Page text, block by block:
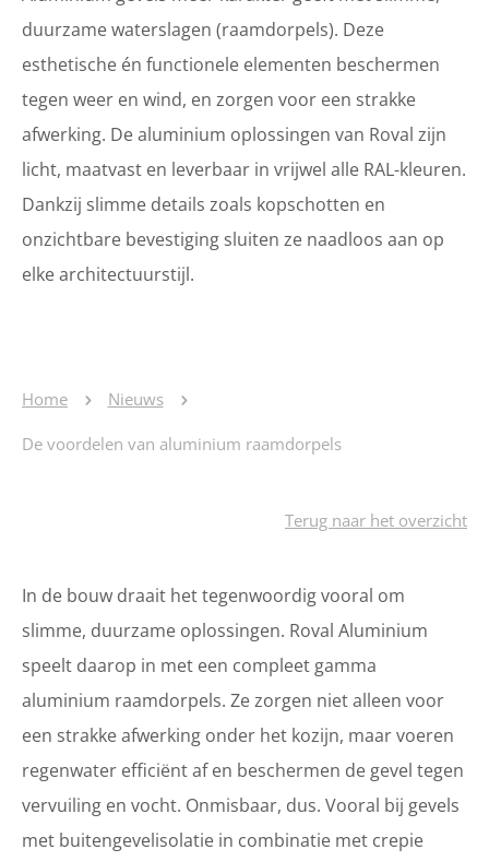
duurzame waterslagen (raamdorpels). Deze
esthetische én functionele elementen beschermen
tegen weer en wind, en zorgen voor een strakke
afwerking. De aluminium oplossingen van Roval zijn
licht, maatvast en leverbaar in vrijwel alle RAL-kleuren.
Dankzij slimme details zoals kopschotten en
onzichtbare bevestiging sluiten ze naadloos aan op
elke architectuurstijl.
Home Nieuws
De voordelen van aluminium raamdorpels
Terug naar het overzicht
In de bouw draait het tegenwoordig vooral om
slimme, duurzame oplossingen. Roval Aluminium
speelt daarop in met een compleet gamma
aluminium raamdorpels. Ze zorgen niet alleen voor
een strakke afwerking onder het kozijn, maar voeren
regenwater efficiënt af en beschermen de gevel tegen
vervuiling en vocht. Onmisbaar, dus. Vooral bij gevels
met buitengevelisolatie in combinatie met crepie